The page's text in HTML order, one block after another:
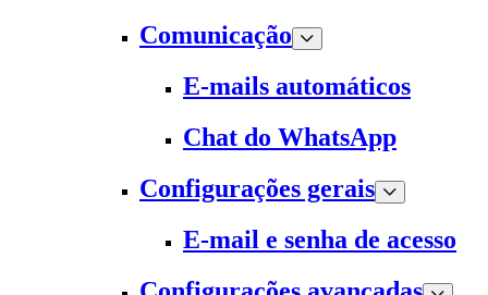
Comunicação
E-mails automáticos
Chat do WhatsApp
Configurações gerais
E-mail e senha de acesso